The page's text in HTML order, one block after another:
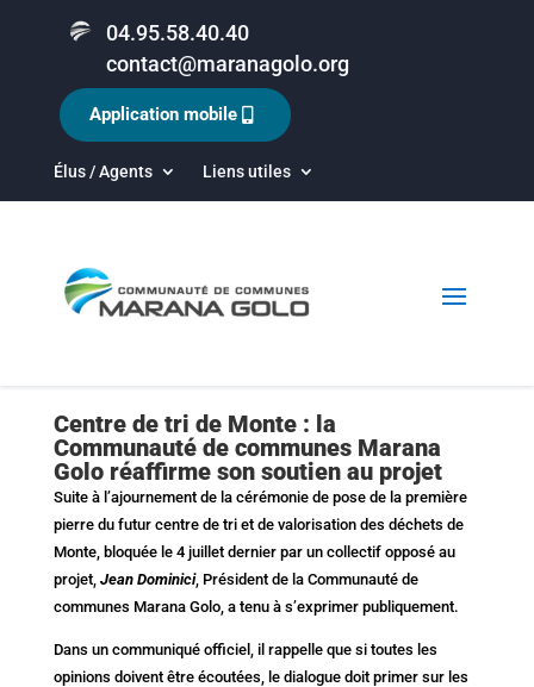
04.95.58.40.40
contact@maranagolo.org
Élus / Agents Liens utiles
Application mobile
Centre de tri de Monte : la
Communauté de communes Marana
Golo réaffirme son soutien au projet
Suite à l’ajournement de la cérémonie de pose de la première
pierre du futur centre de tri et de valorisation des déchets de
Monte, bloquée le 4 juillet dernier par un collectif opposé au
projet, Jean Dominici, Président de la Communauté de
communes Marana Golo, a tenu à s’exprimer publiquement.
Dans un communiqué officiel, il rappelle que si toutes les
opinions doivent être écoutées, le dialogue doit primer sur les